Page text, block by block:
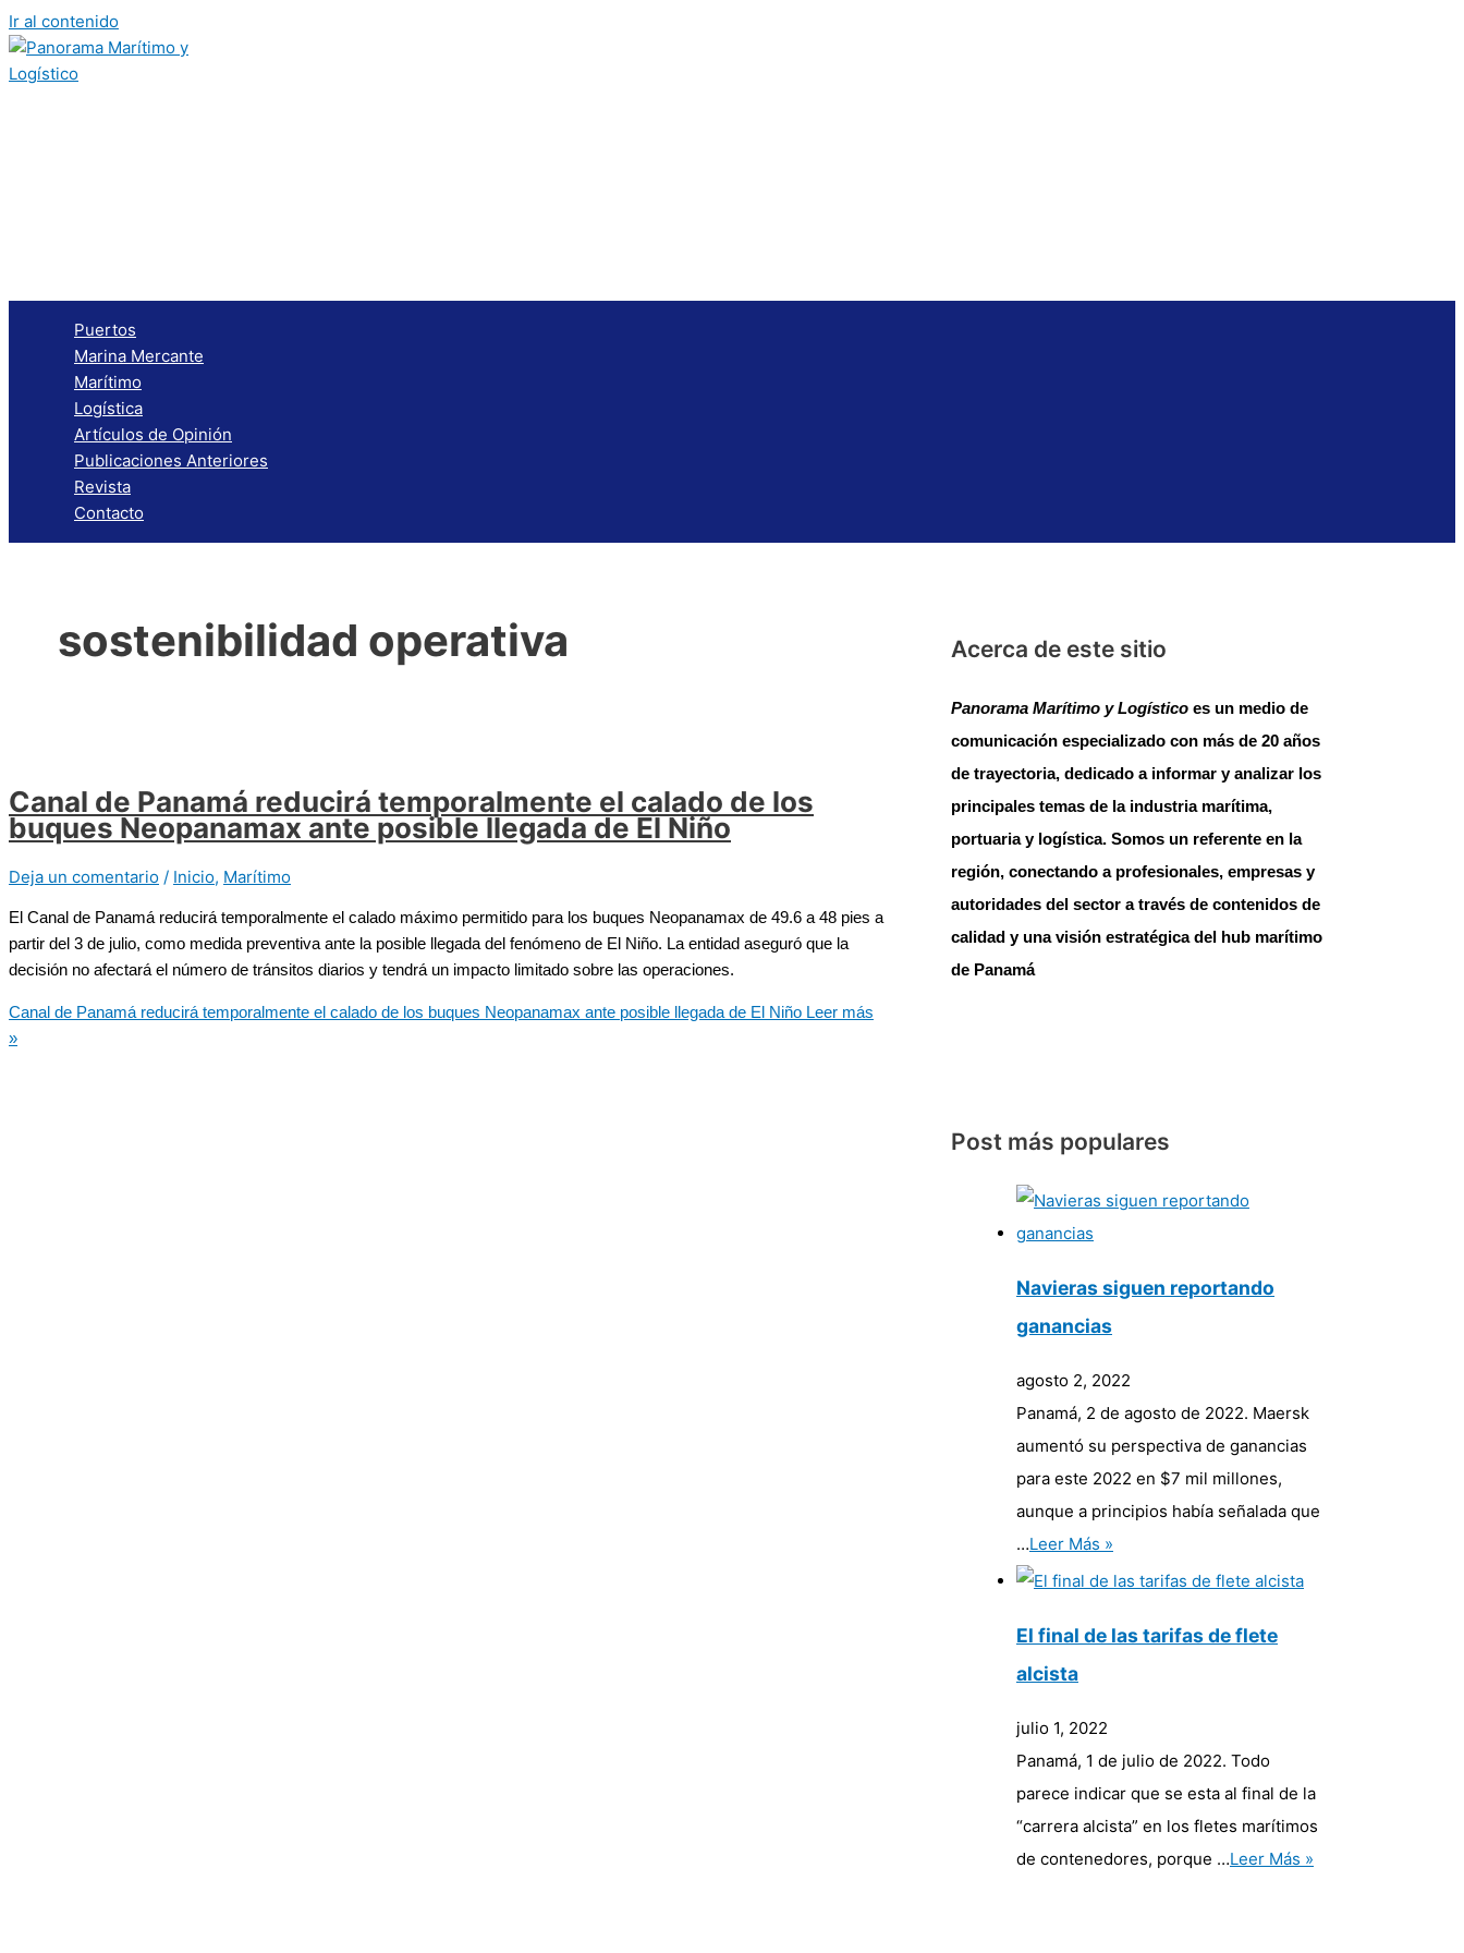
Ir al contenido
Puertos
Marina Mercante
Marítimo
Logística
Artículos de Opinión
Publicaciones Anteriores
Revista
Contacto
sostenibilidad operativa
Canal de Panamá reducirá temporalmente el calado de los
buques Neopanamax ante posible llegada de El Niño
Deja un comentario / Inicio, Marítimo
El Canal de Panamá reducirá temporalmente el calado máximo permitido para los buques Neopanamax de 49.6 a 48 pies a
partir del 3 de julio, como medida preventiva ante la posible llegada del fenómeno de El Niño. La entidad aseguró que la
decisión no afectará el número de tránsitos diarios y tendrá un impacto limitado sobre las operaciones.
Canal de Panamá reducirá temporalmente el calado de los buques Neopanamax ante posible llegada de El Niño Leer más
»
Acerca de este sitio
Panorama Marítimo y Logístico es un medio de
comunicación especializado con más de 20 años
de trayectoria, dedicado a informar y analizar los
principales temas de la industria marítima,
portuaria y logística. Somos un referente en la
región, conectando a profesionales, empresas y
autoridades del sector a través de contenidos de
calidad y una visión estratégica del hub marítimo
de Panamá
Post más populares
Navieras siguen reportando
ganancias
agosto 2, 2022
Panamá, 2 de agosto de 2022. Maersk
aumentó su perspectiva de ganancias
para este 2022 en $7 mil millones,
aunque a principios había señalada que
…Leer Más »
El final de las tarifas de flete
alcista
julio 1, 2022
Panamá, 1 de julio de 2022. Todo
parece indicar que se esta al final de la
“carrera alcista” en los fletes marítimos
de contenedores, porque …Leer Más »